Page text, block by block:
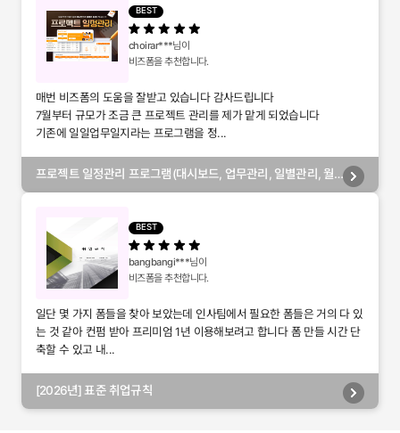
BEST
choirar***님이
비즈폼을 추천합니다.
매번 비즈폼의 도움을 잘받고 있습니다 감사드립니다
7월부터 규모가 조금 큰 프로젝트 관리를 제가 맡게 되었습니다
기존에 일일업무일지라는 프로그램을 정...
프로젝트 일정관리 프로그램(대시보드, 업무관리, 일별관리, 월
BEST
bangbangi***님이
비즈폼을 추천합니다.
일단 몇 가지 폼들을 찾아 보았는데 인사팀에서 필요한 폼들은 거의 다 있
는 것 같아 컨펌 받아 프리미엄 1년 이용해보려고 합니다 폼 만들 시간 단
축할 수 있고 내...
[2026년] 표준 취업규칙